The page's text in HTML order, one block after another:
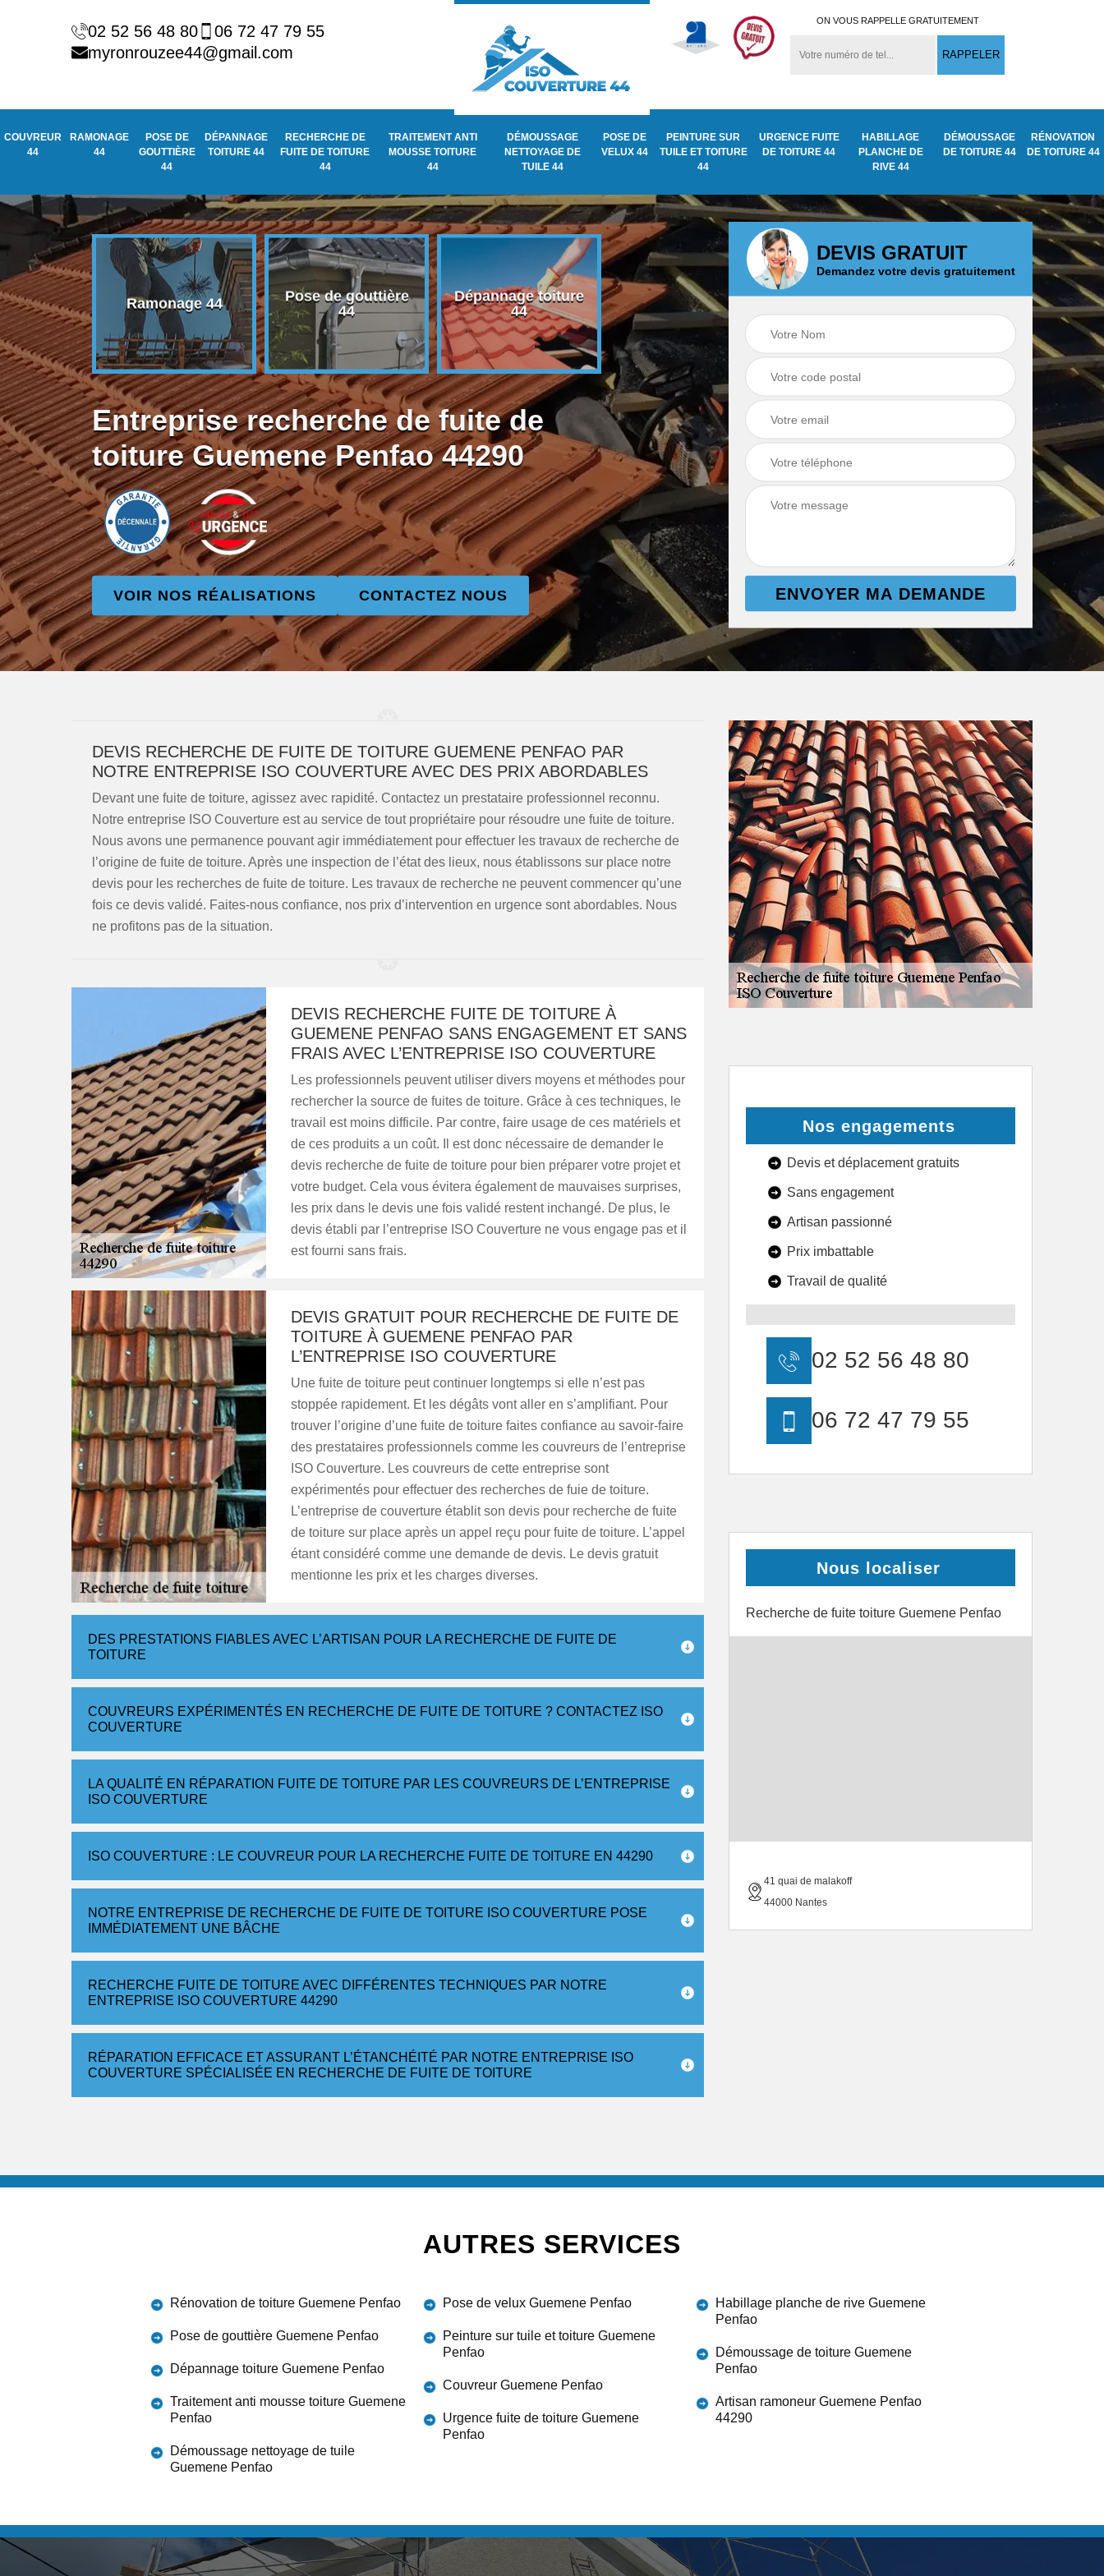
02 52 56 48 80
06 72 47 79 55
myronrouzee44@gmail.com
ON VOUS RAPPELLE GRATUITEMENT
COUVREUR
44
RAMONAGE
44
POSE DE
GOUTTIÈRE
44
DÉPANNAGE
TOITURE 44
RECHERCHE DE
FUITE DE TOITURE
44
TRAITEMENT ANTI
MOUSSE TOITURE
44
DÉMOUSSAGE
NETTOYAGE DE
TUILE 44
POSE DE
VELUX 44
PEINTURE SUR
TUILE ET TOITURE
44
URGENCE FUITE
DE TOITURE 44
HABILLAGE
PLANCHE DE
RIVE 44
DÉMOUSSAGE
DE TOITURE 44
RÉNOVATION
DE TOITURE 44
44 Ramonage 44
Pose de gouttière
44
Dépannage toiture
44
Recherche de fuite
de toiture 44
Traitement anti
Démoussage
nettoyage de tuile
44
Entreprise recherche de fuite de
toiture Guemene Penfao 44290
VOIR NOS RÉALISATIONS CONTACTEZ NOUS
DEVIS GRATUIT
Demandez votre devis gratuitement
DEVIS RECHERCHE DE FUITE DE TOITURE GUEMENE PENFAO PAR
NOTRE ENTREPRISE ISO COUVERTURE AVEC DES PRIX ABORDABLES
Devant une fuite de toiture, agissez avec rapidité. Contactez un prestataire professionnel reconnu.
Notre entreprise ISO Couverture est au service de tout propriétaire pour résoudre une fuite de toiture.
Nous avons une permanence pouvant agir immédiatement pour effectuer les travaux de recherche de
l’origine de fuite de toiture. Après une inspection de l’état des lieux, nous établissons sur place notre
devis pour les recherches de fuite de toiture. Les travaux de recherche ne peuvent commencer qu’une
fois ce devis validé. Faites-nous confiance, nos prix d’intervention en urgence sont abordables. Nous
ne profitons pas de la situation.
DEVIS RECHERCHE FUITE DE TOITURE À
GUEMENE PENFAO SANS ENGAGEMENT ET SANS
FRAIS AVEC L’ENTREPRISE ISO COUVERTURE
Les professionnels peuvent utiliser divers moyens et méthodes pour
rechercher la source de fuites de toiture. Grâce à ces techniques, le
travail est moins difficile. Par contre, faire usage de ces matériels et
de ces produits a un coût. Il est donc nécessaire de demander le
devis recherche de fuite de toiture pour bien préparer votre projet et
votre budget. Cela vous évitera également de mauvaises surprises,
les prix dans le devis une fois validé restent inchangé. De plus, le
devis établi par l’entreprise ISO Couverture ne vous engage pas et il
est fourni sans frais.
DEVIS GRATUIT POUR RECHERCHE DE FUITE DE
TOITURE À GUEMENE PENFAO PAR
L’ENTREPRISE ISO COUVERTURE
Une fuite de toiture peut continuer longtemps si elle n’est pas
stoppée rapidement. Et les dégâts vont aller en s’amplifiant. Pour
trouver l’origine d’une fuite de toiture faites confiance au savoir-faire
des prestataires professionnels comme les couvreurs de l’entreprise
ISO Couverture. Les couvreurs de cette entreprise sont
expérimentés pour effectuer des recherches de fuie de toiture.
L’entreprise de couverture établit son devis pour recherche de fuite
de toiture sur place après un appel reçu pour fuite de toiture. L’appel
étant considéré comme une demande de devis. Le devis gratuit
mentionne les prix et les charges diverses.
DES PRESTATIONS FIABLES AVEC L’ARTISAN POUR LA RECHERCHE DE FUITE DE
TOITURE
COUVREURS EXPÉRIMENTÉS EN RECHERCHE DE FUITE DE TOITURE ? CONTACTEZ ISO
COUVERTURE
LA QUALITÉ EN RÉPARATION FUITE DE TOITURE PAR LES COUVREURS DE L’ENTREPRISE
ISO COUVERTURE
ISO COUVERTURE : LE COUVREUR POUR LA RECHERCHE FUITE DE TOITURE EN 44290
NOTRE ENTREPRISE DE RECHERCHE DE FUITE DE TOITURE ISO COUVERTURE POSE
IMMÉDIATEMENT UNE BÂCHE
RECHERCHE FUITE DE TOITURE AVEC DIFFÉRENTES TECHNIQUES PAR NOTRE
ENTREPRISE ISO COUVERTURE 44290
RÉPARATION EFFICACE ET ASSURANT L’ÉTANCHÉITÉ PAR NOTRE ENTREPRISE ISO
COUVERTURE SPÉCIALISÉE EN RECHERCHE DE FUITE DE TOITURE
Nos engagements
Devis et déplacement gratuits
Sans engagement
Artisan passionné
Prix imbattable
Travail de qualité
02 52 56 48 80
06 72 47 79 55
Nous localiser
Recherche de fuite toiture Guemene Penfao
41 quai de malakoff
44000 Nantes
AUTRES SERVICES
Rénovation de toiture Guemene Penfao
Pose de gouttière Guemene Penfao
Dépannage toiture Guemene Penfao
Traitement anti mousse toiture Guemene
Penfao
Démoussage nettoyage de tuile
Guemene Penfao
Pose de velux Guemene Penfao
Peinture sur tuile et toiture Guemene
Penfao
Couvreur Guemene Penfao
Urgence fuite de toiture Guemene
Penfao
Habillage planche de rive Guemene
Penfao
Démoussage de toiture Guemene
Penfao
Artisan ramoneur Guemene Penfao
44290